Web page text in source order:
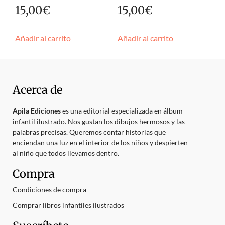
15,00€
Añadir al carrito
15,00€
Añadir al carrito
Acerca de
Apila Edicioneses una editorial especializada en álbum
infantil ilustrado. Nos gustan los dibujos hermosos y las
palabras precisas. Queremos contar historias que
enciendan una luz en el interior de los niños y despierten
al niño que todos llevamos dentro.
Compra
Condiciones de compra
Comprar libros infantiles ilustrados